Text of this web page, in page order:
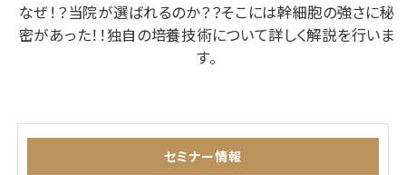
なぜ！？当院が選ばれるのか？？そこには幹細胞の強さに秘
密があった！！独自の培養技術について詳しく解説を行いま
す。
セミナー情報